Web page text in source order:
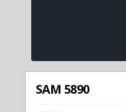
SAM 5890